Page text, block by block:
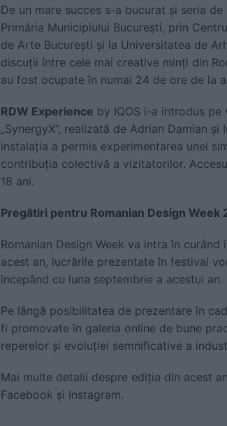
De un mare succes s-a bucurat și seria
Primăria Municipiului București, prin
de Arte București și la Universitatea de
discuții între cele mai creative minți din
au fost ocupate în numai 24 de ore de la
RDW Experience by IQOS i-a introdus
„SynergyX”, realizată de Adrian Damian
instalația a permis experimentarea unei
contribuția colectivă a vizitatorilor.
18 ani.
Pregătiri pentru Romanian Design Week
Romanian Design Week va intra în
acest an, lucrările prezentate în festival
începând cu luna septembrie a acestui an.
Pe lângă posibilitatea de prezentare în
fi promovate în galeria online de bune
reperelor și evoluției semnificative a
Mai multe detalii despre ediția din acest
Facebook și Instagram.